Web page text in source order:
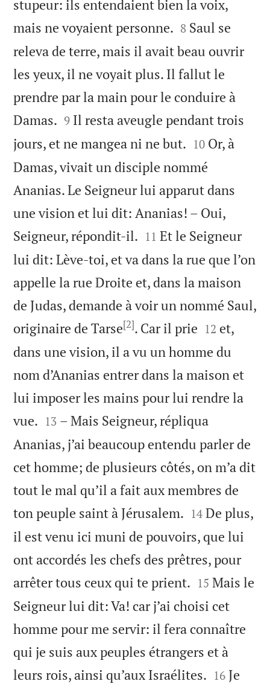
stupeur: ils entendaient bien la voix,
mais ne voyaient personne. 

8 Saul se
releva de terre, mais il avait beau ouvrir
les yeux, il ne voyait plus. Il fallut le
prendre par la main pour le conduire à
Damas. 

9 Il resta aveugle pendant trois
jours, et ne mangea ni ne but. 

10 Or, à
Damas, vivait un disciple nommé
Ananias. Le Seigneur lui apparut dans
une vision et lui dit: Ananias! – Oui,
Seigneur, répondit-il. 

11 Et le Seigneur
lui dit: Lève-toi, et va dans la rue que l’on
appelle la rue Droite et, dans la maison
de Judas, demande à voir un nommé Saul,
originaire de Tarse[2]. Car il prie 

12 et,
dans une vision, il a vu un homme du
nom d’Ananias entrer dans la maison et
lui imposer les mains pour lui rendre la
vue. 

13 – Mais Seigneur, répliqua
Ananias, j’ai beaucoup entendu parler de
cet homme; de plusieurs côtés, on m’a dit
tout le mal qu’il a fait aux membres de
ton peuple saint à Jérusalem. 

14 De plus,
il est venu ici muni de pouvoirs, que lui
ont accordés les chefs des prêtres, pour
arrêter tous ceux qui te prient. 

15 Mais le
Seigneur lui dit: Va! car j’ai choisi cet
homme pour me servir: il fera connaître
qui je suis aux peuples étrangers et à
leurs rois, ainsi qu’aux Israélites. 

16 Je